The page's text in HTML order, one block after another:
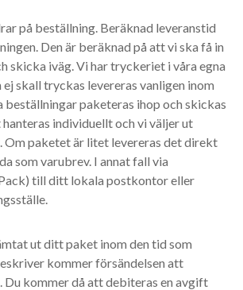
på beställning. Beräknad leveranstid
Den är beräknad på att vi ska få in
skicka iväg. Vi har tryckeriet i våra egna
ej skall tryckas levereras vanligen inom
beställningar paketeras ihop och skickas
individuellt och vi väljer ut
paketet är litet levereras det direkt
som varubrev. I annat fall via
till ditt lokala postkontor eller
ut ditt paket inom den tid som
kommer försändelsen att
Du kommer då att debiteras en avgift